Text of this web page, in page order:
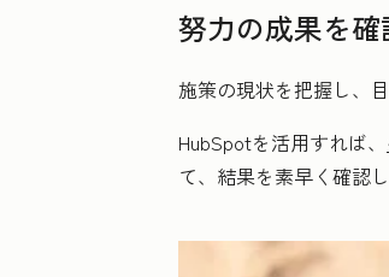
努力の成果を確
施策の現状を把握し、
HubSpotを活用すれば、
て、結果を素早く確認